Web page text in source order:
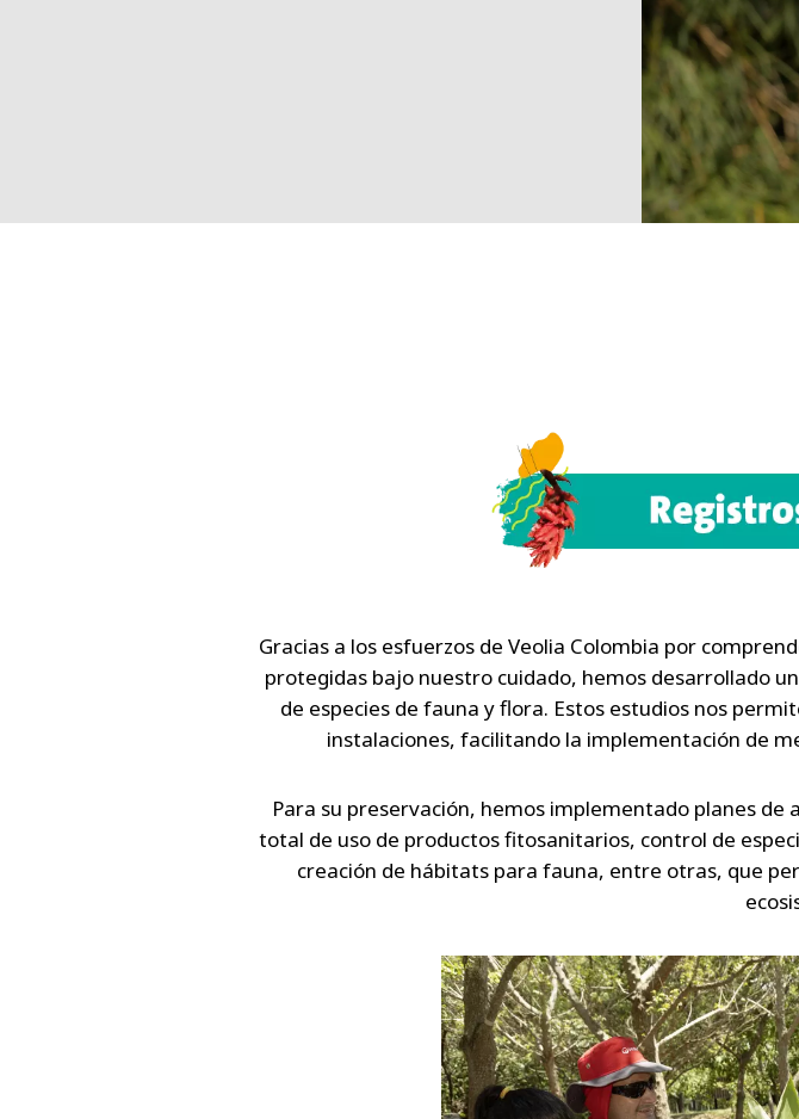
Gracias a los esfuerzos de Veolia Colombia por
protegidas bajo nuestro cuidado, hemos desarrollado
de especies de fauna y flora. Estos estudios nos
instalaciones, facilitando la implementación de
Para su preservación, hemos implementado planes
total de uso de productos fitosanitarios, control de
creación de hábitats para fauna, entre otras, que